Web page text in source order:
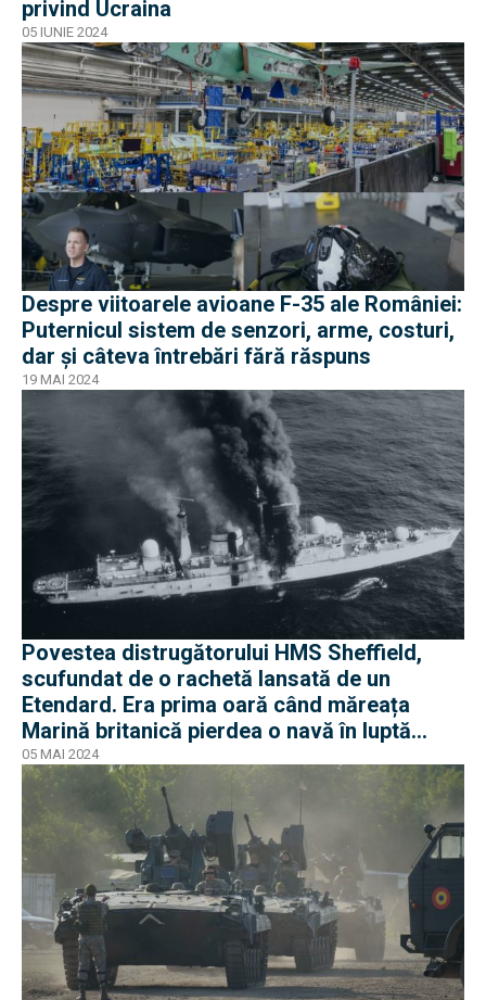
privind Ucraina
05 IUNIE 2024
Despre viitoarele avioane F-35 ale României:
Puternicul sistem de senzori, arme, costuri,
dar și câteva întrebări fără răspuns
19 MAI 2024
Povestea distrugătorului HMS Sheffield,
scufundat de o rachetă lansată de un
Etendard. Era prima oară când măreața
Marină britanică pierdea o navă în luptă
după războiul mondial
05 MAI 2024